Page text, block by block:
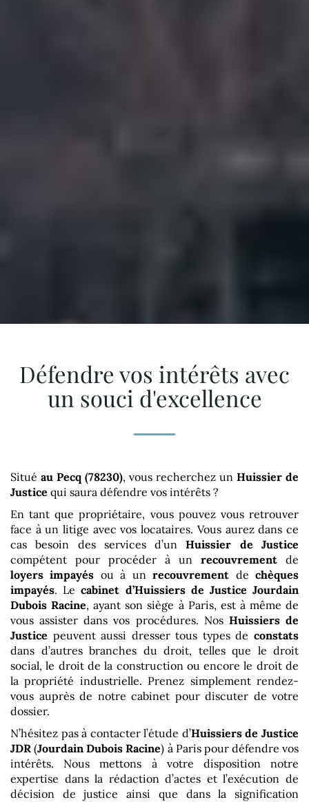
Défendre vos intérêts avec
un souci d'excellence
Situé au Pecq (78230), vous recherchez un Huissier de
Justice qui saura défendre vos intérêts ?
En tant que propriétaire, vous pouvez vous retrouver
face à un litige avec vos locataires. Vous aurez dans ce
cas besoin des services d’unHuissier de Justice
compétent pour procéder à un recouvrement de
loyers impayés ou à unrecouvrement dechèques
impayés. Lecabinet d’Huissiers de Justice Jourdain
Dubois Racine, ayant son siège à Paris, est à même de
vous assister dans vos procédures. Nos Huissiers de
Justice peuvent aussi dresser tous types de constats
dans d’autres branches du droit, telles que le droit
social, le droit de la construction ou encore le droit de
la propriété industrielle. Prenez simplement rendez-
vous auprès de notre cabinet pour discuter de votre
dossier.
N’hésitez pas à contacter l’étude d’Huissiers de Justice
JDR (Jourdain Dubois Racine) à Paris pour défendre vos
intérêts. Nous mettons à votre disposition notre
expertise dans la rédaction d’actes et l’exécution de
décision de justice ainsi que dans la signification